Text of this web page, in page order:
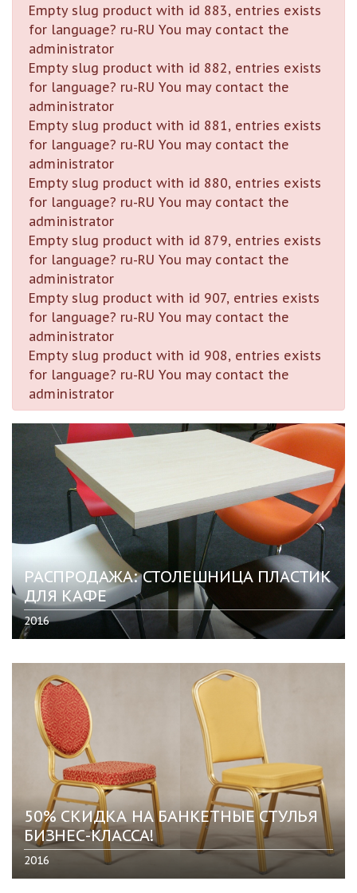
Empty slug product with id 883, entries exists
for language? ru-RU You may contact the
administrator
Empty slug product with id 882, entries exists
for language? ru-RU You may contact the
administrator
Empty slug product with id 881, entries exists
for language? ru-RU You may contact the
administrator
Empty slug product with id 880, entries exists
for language? ru-RU You may contact the
administrator
Empty slug product with id 879, entries exists
for language? ru-RU You may contact the
administrator
Empty slug product with id 907, entries exists
for language? ru-RU You may contact the
administrator
Empty slug product with id 908, entries exists
for language? ru-RU You may contact the
administrator
РАСПРОДАЖА: СТОЛЕШНИЦА ПЛАСТИК
ДЛЯ КАФЕ
2016
50% СКИДКА НА БАНКЕТНЫЕ СТУЛЬЯ
БИЗНЕС-КЛАССА!
2016